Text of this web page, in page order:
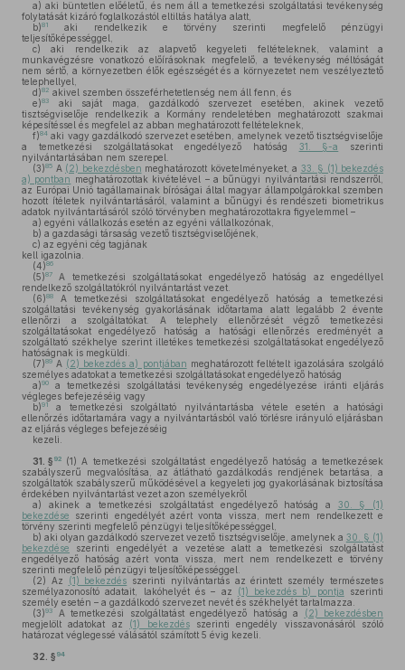
a) aki büntetlen előéletű, és nem áll a temetkezési szolgáltatási tevékenység
folytatását kizáró foglalkozástól eltiltás hatálya alatt,
b)81
aki rendelkezik e törvény szerinti megfelelő pénzügyi
teljesítőképességgel,
c) aki rendelkezik az alapvető kegyeleti feltételeknek, valamint a
munkavégzésre vonatkozó előírásoknak megfelelő, a tevékenység méltóságát
nem sértő, a környezetben élők egészségét és a környezetet nem veszélyeztető
telephellyel,
d)82 akivel szemben összeférhetetlenség nem áll fenn, és
e)83
aki saját maga, gazdálkodó szervezet esetében, akinek vezető
tisztségviselője rendelkezik a Kormány rendeletében meghatározott szakmai
képesítéssel és megfelel az abban meghatározott feltételeknek,
f)84 aki vagy gazdálkodó szervezet esetében, amelynek vezető tisztségviselője
a temetkezési szolgáltatásokat engedélyező hatóság 31. §-a
szerinti
nyilvántartásában nem szerepel.
(3)85 A (2) bekezdésben meghatározott követelményeket, a 33. § (1) bekezdés
a) pontban meghatározottak kivételével – a bűnügyi nyilvántartási rendszerről,
az Európai Unió tagállamainak bíróságai által magyar állampolgárokkal szemben
hozott ítéletek nyilvántartásáról, valamint a bűnügyi és rendészeti biometrikus
adatok nyilvántartásáról szóló törvényben meghatározottakra figyelemmel –
a) egyéni vállalkozás esetén az egyéni vállalkozónak,
b) a gazdasági társaság vezető tisztségviselőjének,
c) az egyéni cég tagjának
kell igazolnia.
(4)86
(5)87
A temetkezési szolgáltatásokat engedélyező hatóság az engedéllyel
rendelkező szolgáltatókról nyilvántartást vezet.
(6)88
A temetkezési szolgáltatásokat engedélyező hatóság a temetkezési
szolgáltatási tevékenység gyakorlásának időtartama alatt legalább 2 évente
ellenőrzi a szolgáltatókat. A telephely ellenőrzését végző temetkezési
szolgáltatásokat engedélyező hatóság a hatósági ellenőrzés eredményét a
szolgáltató székhelye szerint illetékes temetkezési szolgáltatásokat engedélyező
hatóságnak is megküldi.
(7)89 A (2) bekezdés a) pontjában meghatározott feltételt igazolására szolgáló
személyes adatokat a temetkezési szolgáltatásokat engedélyező hatóság
a)90
a temetkezési szolgáltatási tevékenység engedélyezése iránti eljárás
végleges befejezéséig vagy
b)91
a temetkezési szolgáltató nyilvántartásba vétele esetén a hatósági
ellenőrzés időtartamára vagy a nyilvántartásból való törlésre irányuló eljárásban
az eljárás végleges befejezéséig
kezeli.
31. § 92 (1) A temetkezési szolgáltatást engedélyező hatóság a temetkezések
szabályszerű megvalósítása, az átlátható gazdálkodás rendjének betartása, a
szolgáltatók szabályszerű működésével a kegyeleti jog gyakorlásának biztosítása
érdekében nyilvántartást vezet azon személyekről
a) akinek a temetkezési szolgáltatást engedélyező hatóság a 30. § (1)
bekezdése szerinti engedélyét azért vonta vissza, mert nem rendelkezett e
törvény szerinti megfelelő pénzügyi teljesítőképességgel,
b) aki olyan gazdálkodó szervezet vezető tisztségviselője, amelynek a 30. § (1)
bekezdése szerinti engedélyét a vezetése alatt a temetkezési szolgáltatást
engedélyező hatóság azért vonta vissza, mert nem rendelkezett e törvény
szerinti megfelelő pénzügyi teljesítőképességgel.
(2) Az (1) bekezdés szerinti nyilvántartás az érintett személy természetes
személyazonosító adatait, lakóhelyét és – az (1) bekezdés b) pontja szerinti
személy esetén – a gazdálkodó szervezet nevét és székhelyét tartalmazza.
(3)93 A temetkezési szolgáltatást engedélyező hatóság a
(2) bekezdésben
megjelölt adatokat az (1) bekezdésszerinti engedély visszavonásáról szóló
határozat véglegessé válásától számított 5 évig kezeli.
32. § 94